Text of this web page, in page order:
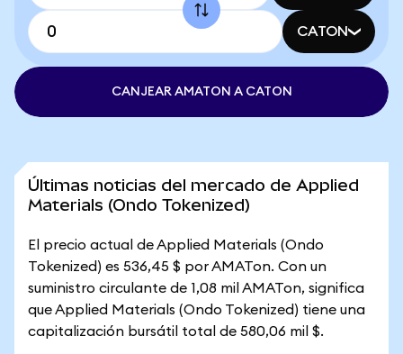
CATON
CANJEAR AMATON A CATON
Últimas noticias del mercado de Applied
Materials (Ondo Tokenized)
El precio actual de Applied Materials (Ondo
Tokenized) es 536,45 $ por AMATon. Con un
suministro circulante de 1,08 mil AMATon, significa
que Applied Materials (Ondo Tokenized) tiene una
capitalización bursátil total de 580,06 mil $.